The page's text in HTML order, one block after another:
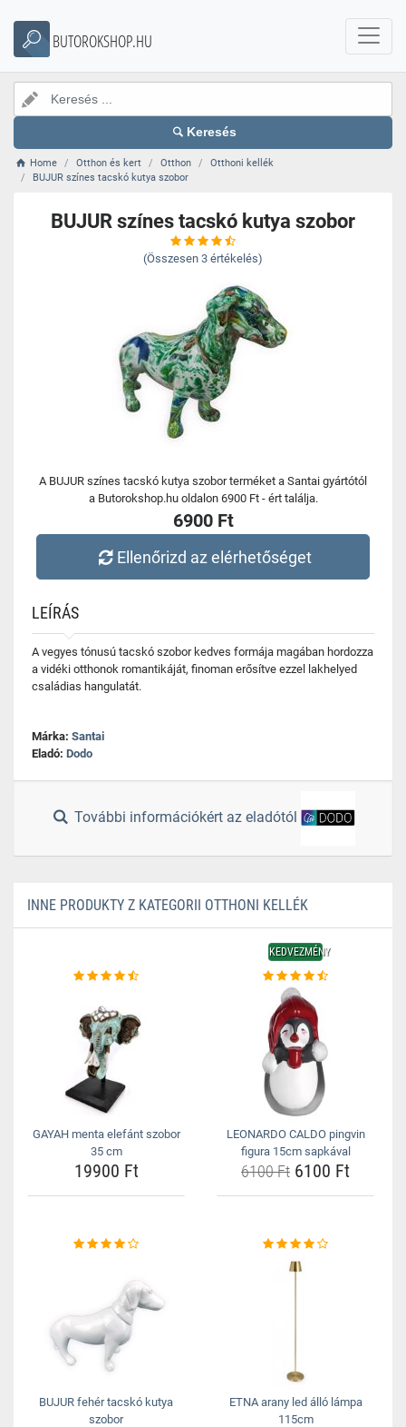
BUTOROKSHOP.HU
Keresés
Home Otthon és kert Otthon
Otthoni kellék
BUJUR színes tacskó kutya szobor
BUJUR színes tacskó kutya szobor
(Összesen 3 értékelés)
A BUJUR színes tacskó kutya szobor terméket a Santai gyártótól
a Butorokshop.hu oldalon 6900 Ft - ért találja.
6900 Ft
Ellenőrizd az elérhetőséget
LEÍRÁS
A vegyes tónusú tacskó szobor kedves formája magában hordozza
a vidéki otthonok romantikáját, finoman erősítve ezzel lakhelyed
családias hangulatát.
Márka: Santai
Eladó: Dodo
További információkért az eladótól
INNE PRODUKTY Z KATEGORII OTTHONI KELLÉK
GAYAH menta elefánt szobor
35 cm
19900 Ft
KEDVEZMÉNY
LEONARDO CALDO pingvin
figura 15cm sapkával
6100 Ft 6100 Ft
BUJUR fehér tacskó kutya
szobor
ETNA arany led álló lámpa
115cm